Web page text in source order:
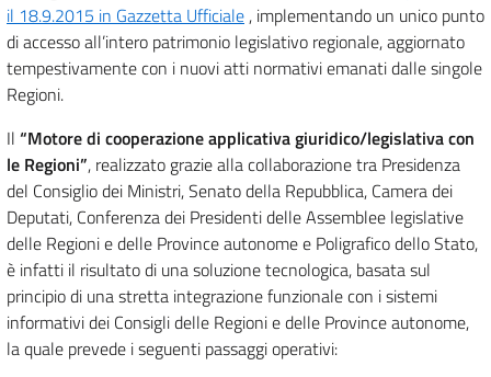
il 18.9.2015 in Gazzetta Ufficiale , implementando un unico punto
di accesso all’intero patrimonio legislativo regionale, aggiornato
tempestivamente con i nuovi atti normativi emanati dalle singole
Regioni.
Il “Motore di cooperazione applicativa giuridico/legislativa con
le Regioni”, realizzato grazie alla collaborazione tra Presidenza
del Consiglio dei Ministri, Senato della Repubblica, Camera dei
Deputati, Conferenza dei Presidenti delle Assemblee legislative
delle Regioni e delle Province autonome e Poligrafico dello Stato,
è infatti il risultato di una soluzione tecnologica, basata sul
principio di una stretta integrazione funzionale con i sistemi
informativi dei Consigli delle Regioni e delle Province autonome,
la quale prevede i seguenti passaggi operativi: